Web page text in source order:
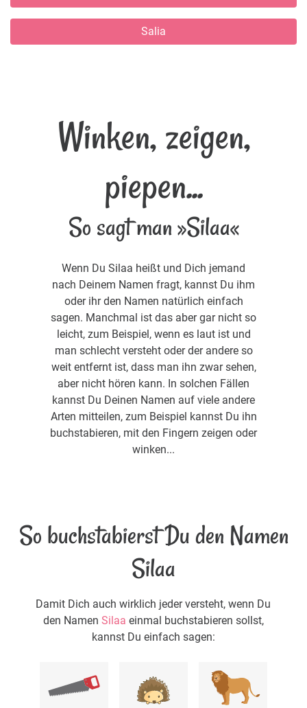
Salia
Winken, zeigen,
piepen...
So sagt man »Silaa«
Wenn Du Silaa heißt und Dich jemand
nach Deinem Namen fragt, kannst Du ihm
oder ihr den Namen natürlich einfach
sagen. Manchmal ist das aber gar nicht so
leicht, zum Beispiel, wenn es laut ist und
man schlecht versteht oder der andere so
weit entfernt ist, dass man ihn zwar sehen,
aber nicht hören kann. In solchen Fällen
kannst Du Deinen Namen auf viele andere
Arten mitteilen, zum Beispiel kannst Du ihn
buchstabieren, mit den Fingern zeigen oder
winken...
So buchstabierst Du den Namen
Silaa
Damit Dich auch wirklich jeder versteht, wenn Du
den Namen Silaa einmal buchstabieren sollst,
kannst Du einfach sagen: